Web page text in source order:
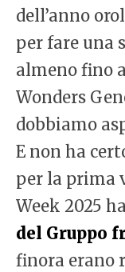
dell’anno
per fare una
almeno fino
Wonders
dobbiamo
E non ha
per la prima
Week 2025
del Gruppo
finora erano